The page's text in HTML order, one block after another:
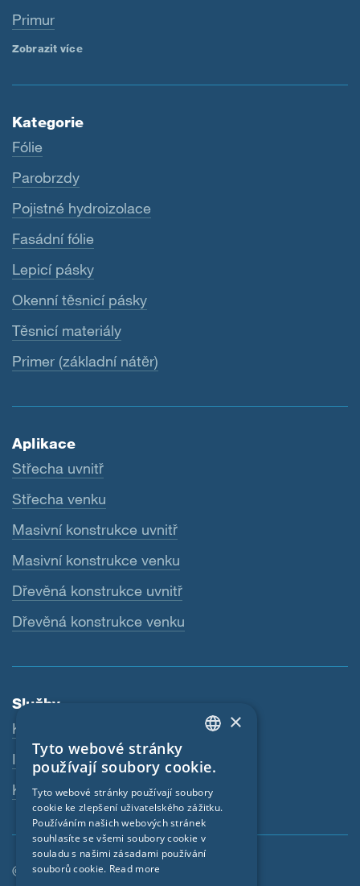
Primur
Zobrazit více
Kategorie
Fólie
Parobrzdy
Pojistné hydroizolace
Fasádní fólie
Lepicí pásky
Okenní těsnicí pásky
Těsnicí materiály
Primer (základní nátěr)
Aplikace
Střecha uvnitř
Střecha venku
Masivní konstrukce uvnitř
Masivní konstrukce venku
Dřevěná konstrukce uvnitř
Dřevěná konstrukce venku
Služby
Ke stažení
Internetový obchod
Kontaktní osoba
© SIGA 2026
FRENCH
CZECH
×
Tyto webové stránky
používají soubory cookie.
Tyto webové stránky používají soubory
cookie ke zlepšení uživatelského zážitku.
Používáním našich webových stránek
souhlasíte se všemi soubory cookie v
souladu s našimi zásadami používání
souborů cookie. Read more